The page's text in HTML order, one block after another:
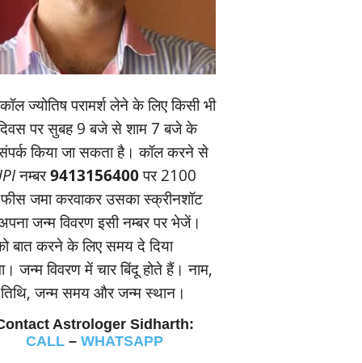
ज्‍योतिष परामर्श लेने के लिए किसी भी
पर सुबह 9 बजे से शाम 7 बजे के
किया जा सकता है। कॉल करने से
नम्‍बर9413156400पर 2100
जमा करवाकर उसका स्‍क्रीनशॉट
जन्‍म विवरण इसी नम्‍बर पर भेजें।
बात करने के लिए समय दे दिया
जन्‍म विवरण में चार बिंदू होते हैं। नाम,
जन्‍म समय और जन्‍म स्‍थान।
Astrologer Sidharth:
CALL– WHATSAPP